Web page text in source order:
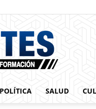
POLÍTICA SALUD